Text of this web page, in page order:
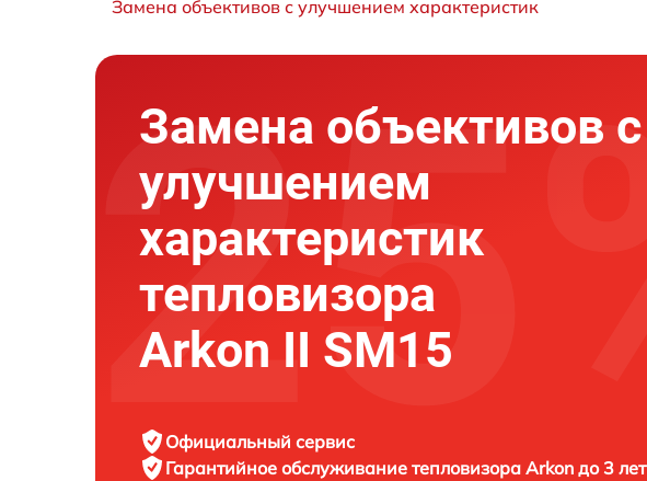
Замена объективов с улучшением характеристик
Замена объективов с
улучшением
характеристик
тепловизора
Arkon II SM15
Официальный сервис
Гарантийное обслуживание тепловизора Arkon до 3 лет